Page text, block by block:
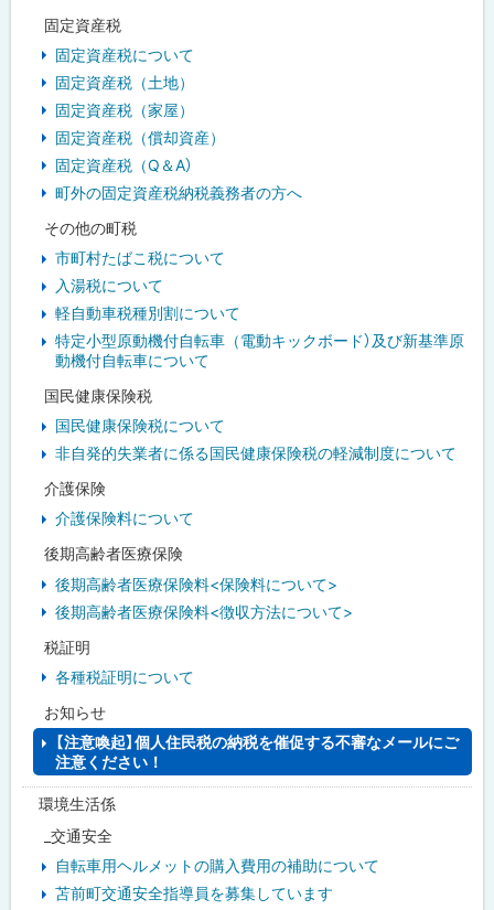
固定資産税
固定資産税について
固定資産税（土地）
固定資産税（家屋）
固定資産税（償却資産）
固定資産税（Q＆A）
町外の固定資産税納税義務者の方へ
その他の町税
市町村たばこ税について
入湯税について
軽自動車税種別割について
特定小型原動機付自転車（電動キックボード）及び新基準原
動機付自転車について
国民健康保険税
国民健康保険税について
非自発的失業者に係る国民健康保険税の軽減制度について
介護保険
介護保険料について
後期高齢者医療保険
後期高齢者医療保険料<保険料について>
後期高齢者医療保険料<徴収方法について>
税証明
各種税証明について
お知らせ
【注意喚起】個人住民税の納税を催促する不審なメールにご
注意ください！
環境生活係
_交通安全
自転車用ヘルメットの購入費用の補助について
苫前町交通安全指導員を募集しています